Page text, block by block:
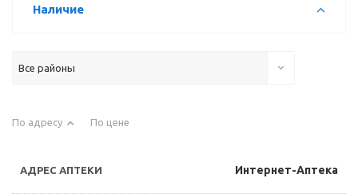
Наличие
Все районы
По адресу По цене
Интернет-Аптека